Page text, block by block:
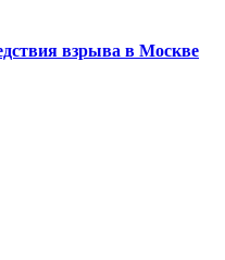
взрыва в Москве